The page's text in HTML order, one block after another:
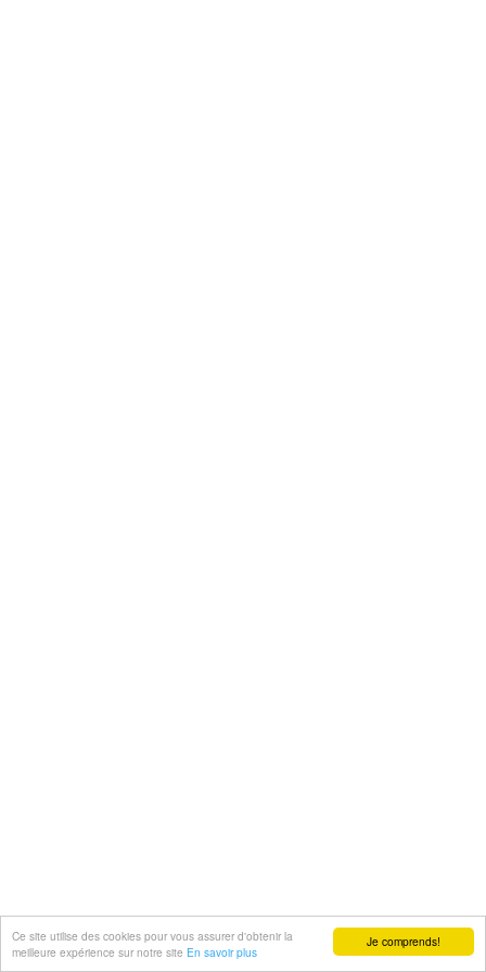
Je comprends!
Ce site utilise des cookies pour vous assurer d'obtenir la
meilleure expérience sur notre site En savoir plus